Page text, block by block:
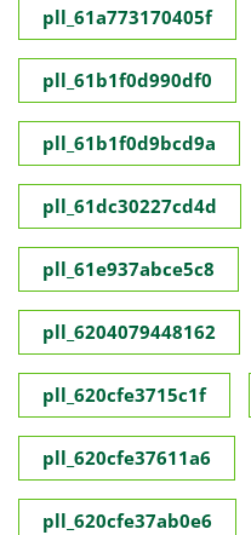
pll_61a773170405f
pll_61b1f0d990df0
pll_61b1f0d9bcd9a
pll_61dc30227cd4d
pll_61e937abce5c8
pll_6204079448162
pll_620cfe3715c1f
pll_620cfe37611a6
pll_620cfe37ab0e6